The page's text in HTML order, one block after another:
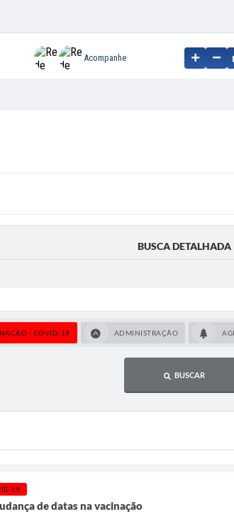
Acompanhe
BUSCA DETALHADA
- COVID-19 ADMINISTRAÇÃO
BUSCAR
19
de datas na vacinação